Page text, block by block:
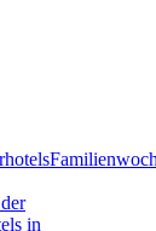
in